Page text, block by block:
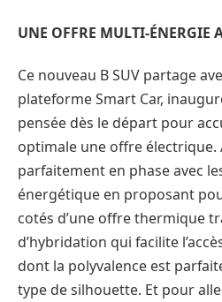
UNE OFFRE MULTI-ÉNERGIE
Ce nouveau B SUV partage
plateforme Smart Car,
pensée dès le départ pour
optimale une offre électrique.
parfaitement en phase avec
énergétique en proposant
cotés d’une offre thermique
d’hybridation qui facilite
dont la polyvalence est
type de silhouette. Et pour